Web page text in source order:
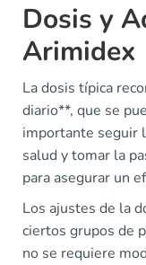
Dosis y
Arimidex
La dosis típica
diario**, que se
importante seguir
salud y tomar la
para asegurar un
Los ajustes de la
ciertos grupos de
no se requiere